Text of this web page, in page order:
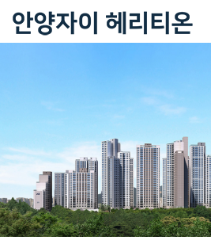
메뉴 건너뛰기